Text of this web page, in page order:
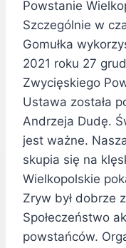
Powstanie
Szczególnie w
Gomułka
2021 roku 27
Zwycięskiego
Ustawa została
Andrzeja Dudę.
jest ważne.
skupia się na
Wielkopolskie
Zryw był dobrze
Społeczeństwo
powstańców.